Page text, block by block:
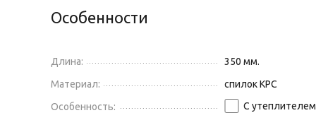
Особенности
Длина:
350 мм.
Материал:
спилок КРС
Особенность:
С утеплителем